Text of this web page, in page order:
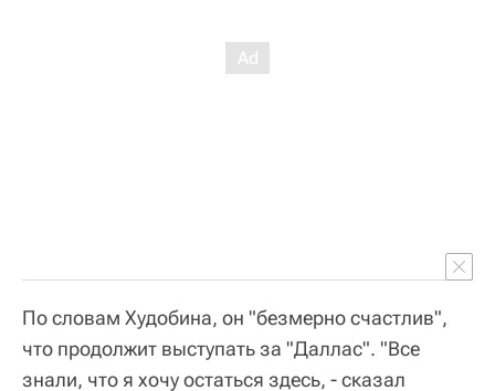
По словам Худобина, он "безмерно счастлив",
что продолжит выступать за "Даллас". "Все
знали, что я хочу остаться здесь, - сказал